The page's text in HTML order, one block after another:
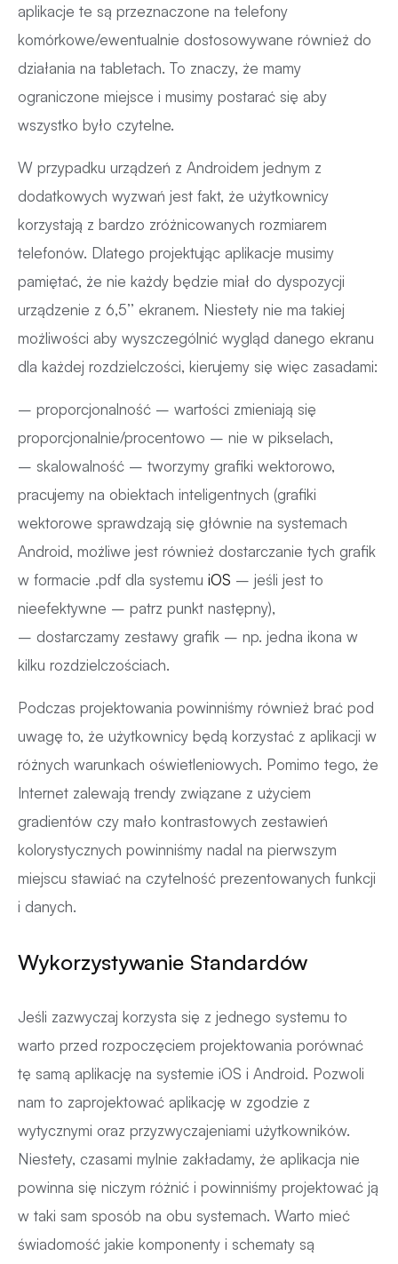
aplikacje te są przeznaczone na telefony
komórkowe/ewentualnie dostosowywane również do
działania na tabletach. To znaczy, że mamy
ograniczone miejsce i musimy postarać się aby
wszystko było czytelne.
W przypadku urządzeń z Androidem jednym z
dodatkowych wyzwań jest fakt, że użytkownicy
korzystają z bardzo zróżnicowanych rozmiarem
telefonów. Dlatego projektując aplikacje musimy
pamiętać, że nie każdy będzie miał do dyspozycji
urządzenie z 6,5’’ ekranem. Niestety nie ma takiej
możliwości aby wyszczególnić wygląd danego ekranu
dla każdej rozdzielczości, kierujemy się więc zasadami:
– proporcjonalność – wartości zmieniają się
proporcjonalnie/procentowo – nie w pikselach,
– skalowalność – tworzymy grafiki wektorowo,
pracujemy na obiektach inteligentnych (grafiki
wektorowe sprawdzają się głównie na systemach
Android, możliwe jest również dostarczanie tych grafik
w formacie .pdf dla systemu iOS – jeśli jest to
nieefektywne – patrz punkt następny),
– dostarczamy zestawy grafik – np. jedna ikona w
kilku rozdzielczościach.
Podczas projektowania powinniśmy również brać pod
uwagę to, że użytkownicy będą korzystać z aplikacji w
różnych warunkach oświetleniowych. Pomimo tego, że
Internet zalewają trendy związane z użyciem
gradientów czy mało kontrastowych zestawień
kolorystycznych powinniśmy nadal na pierwszym
miejscu stawiać na czytelność prezentowanych funkcji
i danych.
Wykorzystywanie Standardów
Jeśli zazwyczaj korzysta się z jednego systemu to
warto przed rozpoczęciem projektowania porównać
tę samą aplikację na systemie iOS i Android. Pozwoli
nam to zaprojektować aplikację w zgodzie z
wytycznymi oraz przyzwyczajeniami użytkowników.
Niestety, czasami mylnie zakładamy, że aplikacja nie
powinna się niczym różnić i powinniśmy projektować ją
w taki sam sposób na obu systemach. Warto mieć
świadomość jakie komponenty i schematy są